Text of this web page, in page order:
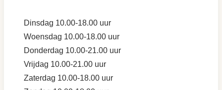
Dinsdag 10.00-18.00 uur
Woensdag 10.00-18.00 uur
Donderdag 10.00-21.00 uur
Vrijdag 10.00-21.00 uur
Zaterdag 10.00-18.00 uur